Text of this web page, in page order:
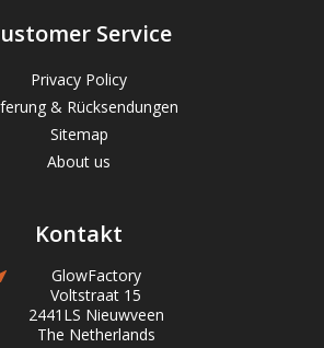
Service
Privacy Policy
& Rücksendungen
Sitemap
About us
Kontakt
GlowFactory
Voltstraat 15
2441LS Nieuwveen
The Netherlands